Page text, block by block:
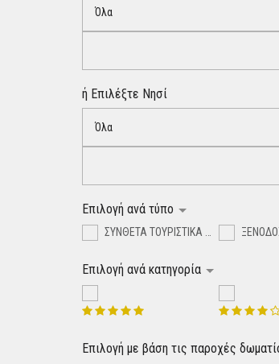
Όλα
ή Επιλέξτε Νησί
Όλα
Επιλογή ανά τύπο
ΣΥΝΘΕΤΑ ΤΟΥΡΙΣΤΙΚΑ ΚΑΤΑΛΥΜΑΤΑ
Επιλογή ανά κατηγορία
Επιλογή με βάση τις παροχές